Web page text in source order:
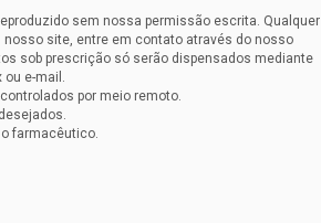
sem nossa permissão escrita. Qualquer
site, entre em contato através do nosso
sob prescrição só serão dispensados mediante
ou e-mail.
por meio remoto.
farmacêutico.